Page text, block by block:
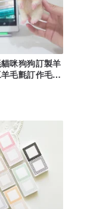
咪狗狗訂製羊
毛氈訂作毛孩